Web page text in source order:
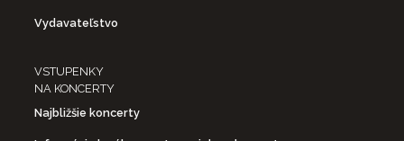
Vydavateľstvo
VSTUPENKY
NA KONCERTY
Najbližšie koncerty